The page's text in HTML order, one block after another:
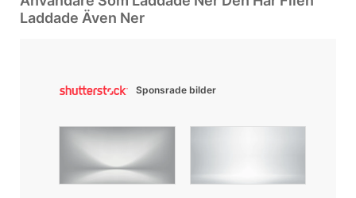
Laddade Även Ner
Sponsrade bilder